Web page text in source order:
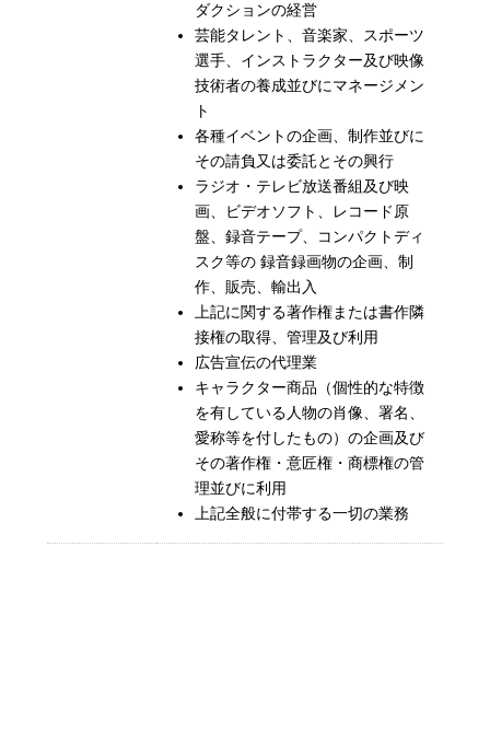
ダクションの経営
芸能タレント、音楽家、スポーツ
選手、インストラクター及び映像
技術者の養成並びにマネージメン
ト
各種イベントの企画、制作並びに
その請負又は委託とその興行
ラジオ・テレビ放送番組及び映
画、ビデオソフト、レコード原
盤、録音テープ、コンパクトディ
スク等の 録音録画物の企画、制
作、販売、輸出入
上記に関する著作権または書作隣
接権の取得、管理及び利用
広告宣伝の代理業
キャラクター商品（個性的な特徴
を有している人物の肖像、署名、
愛称等を付したもの）の企画及び
その著作権・意匠権・商標権の管
理並びに利用
上記全般に付帯する一切の業務